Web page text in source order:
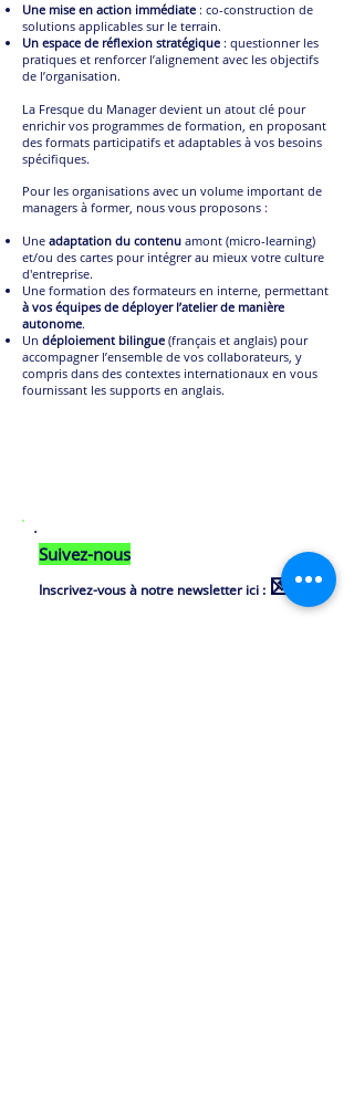
Une mise en action immédiate : co-construction de
solutions applicables sur le terrain.
Un espace de réflexion stratégique : questionner les
pratiques et renforcer l’alignement avec les objectifs
de l’organisation.
La Fresque du Manager devient un atout clé pour
enrichir vos programmes de formation, en proposant
des formats participatifs et adaptables à vos besoins
spécifiques.
Pour les organisations avec un volume important de
managers à former, nous vous proposons :
Une adaptation du contenu amont (micro-learning)
et/ou des cartes pour intégrer au mieux votre culture
d'entreprise.
Une formation des formateurs en interne, permettant
à vos équipes de déployer l’atelier de manière
autonome.
Un déploiement bilingue (français et anglais) pour
accompagner l’ensemble de vos collaborateurs, y
compris dans des contextes internationaux en vous
fournissant les supports en anglais.
Suivez-nous
Inscrivez-vous à notre newsletter ici : 💌